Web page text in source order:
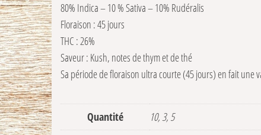
80% Indica – 10 % Sativa – 10% Rudéralis
Floraison : 45 jours
THC : 26%
Saveur : Kush, notes de thym et de thé
Sa période de floraison ultra courte (45 jours) en fait une
Quantité 10, 3, 5